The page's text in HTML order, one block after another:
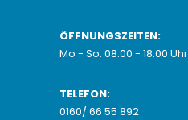
ÖFFNUNGSZEITEN:
Mo - So: 08:00 - 18:00 Uhr
TELEFON:
0160/ 66 55 892